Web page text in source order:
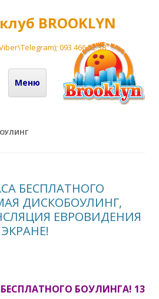
BROOKLYN
093 466 52 38
Меню
Перейти до вмісту
БЕСПЛАТНОГО
ДИСКОБОУЛИНГ,
ЕВРОВИДЕНИЯ
БОУЛИНГА! 13